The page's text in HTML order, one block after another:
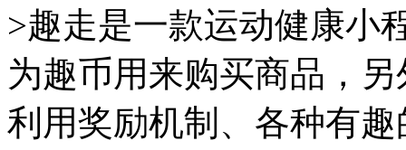
>趣走是一款运动健康小
为趣币用来购买商品，
利用奖励机制、各种有